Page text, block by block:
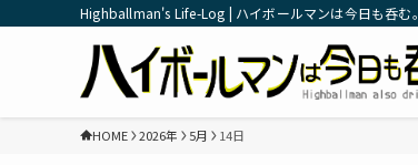
Highballman's Life-Log | ハイボールマンは今日も呑む。
HOME 2026年 5月 14日